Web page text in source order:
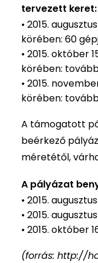
tervezett keret:
• 2015.
körében: 60
• 2015. október
körében:
• 2015.
körében:
A támogatott
beérkező
méretétől,
A pályázat
• 2015.
• 2015.
• 2015. október
(forrás: http://